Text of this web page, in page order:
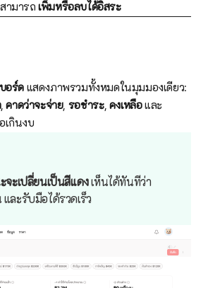
ามารถเพิ่มหรือลบได้อิสระ
อร์ด แสดงภาพรวมทั้งหมดในมุมมองเดียว:
,คาดว่าจะจ่าย, รอชำระ, คงเหลือและ
เกินงบ
จะเปลี่ยนเป็นสีแดงเห็นได้ทันทีว่า
ละรับมือได้รวดเร็ว